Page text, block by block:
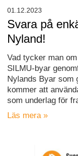
Svara på
Nyland!
Vad tycker man
SILMU-byar
Nylands Byar som
kommer att
som underlag för
Läs mera »
01.12.2023